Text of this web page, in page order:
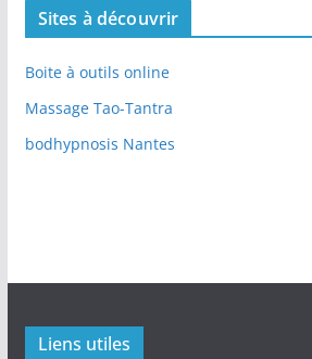
Sites à découvrir
Boite à outils online
Massage Tao-Tantra
bodhypnosis Nantes
Liens utiles